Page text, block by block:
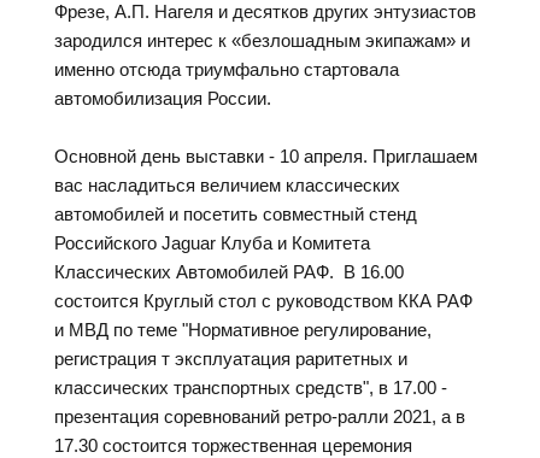
Фрезе, А.П. Нагеля и десятков других энтузиастов
зародился интерес к «безлошадным экипажам» и
именно отсюда триумфально стартовала
автомобилизация России.
Основной день выставки - 10 апреля. Приглашаем
вас насладиться величием классических
автомобилей и посетить совместный стенд
Российского Jaguar Клуба и Комитета
Классических Автомобилей РАФ. В 16.00
состоится Круглый стол с руководством ККА РАФ
и МВД по теме "Нормативное регулирование,
регистрация т эксплуатация раритетных и
классических транспортных средств", в 17.00 -
презентация соревнований ретро-ралли 2021, а в
17.30 состоится торжественная церемония